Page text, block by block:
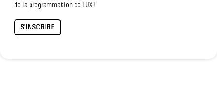
de la programmation de LUX !
S'INSCRIRE